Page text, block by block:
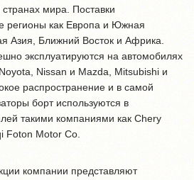
мира. Поставки
регионы как Европа и Южная
Азия, Ближний Восток и Африка.
эксплуатируются на автомобилях
Nissan и Mazda, Mitsubishi и
распространение и в самой
борт используются в
такими компаниями как Chery
Foton Motor Co.
компании представляют